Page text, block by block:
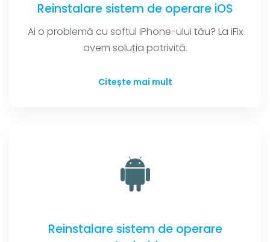
Reinstalare sistem de operare iOS
Ai o problemă cu softul iPhone-ului tău? La iFix
avem soluția potrivită.
Citește mai mult
Reinstalare sistem de operare